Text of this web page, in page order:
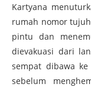
Kartyana
rumah nomor
pintu dan
dievakuasi dari
sempat dibawa
sebelum